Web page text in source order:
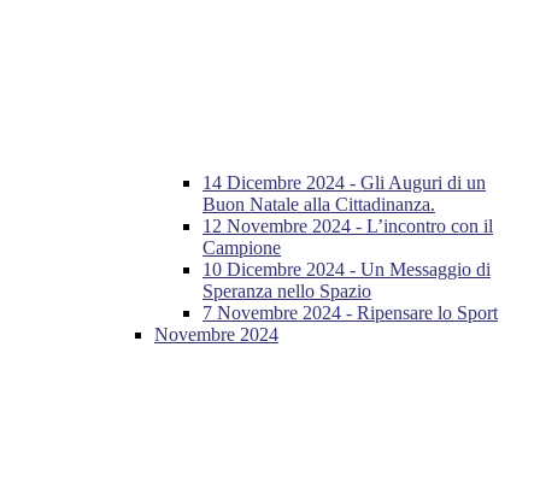
14 Dicembre 2024 - Gli Auguri di un
Buon Natale alla Cittadinanza.
12 Novembre 2024 - L’incontro con il
Campione
10 Dicembre 2024 - Un Messaggio di
Speranza nello Spazio
7 Novembre 2024 - Ripensare lo Sport
Novembre 2024